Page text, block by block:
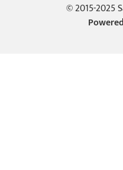
© 2015-2025